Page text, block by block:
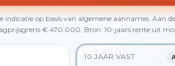
indicatie op basis van algemene aannames.
€ 470.000. Bron: 10-jaars rente uit
10 JAAR VAST